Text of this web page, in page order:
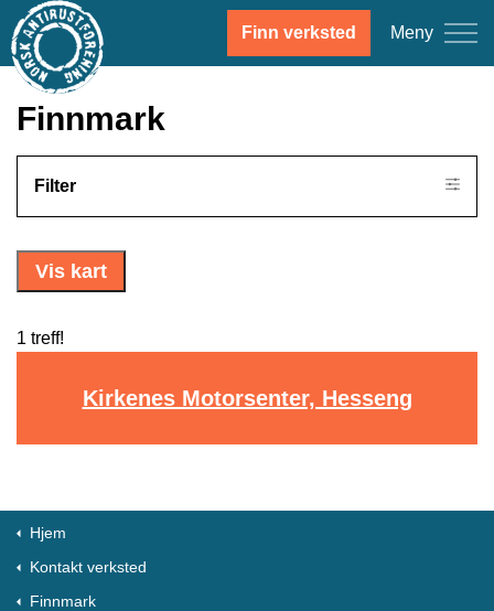
Finn verksted Meny
Finnmark
Filter
Vis kart
1 treff!
Kirkenes Motorsenter, Hesseng
Hjem
Kontakt verksted
Finnmark